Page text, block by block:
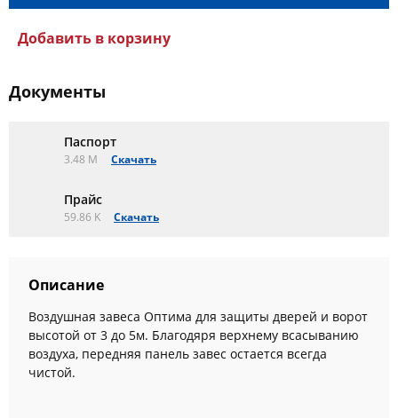
Добавить в корзину
Документы
Паспорт
3.48 M Скачать
Прайс
59.86 K Скачать
Описание
Воздушная завеса Оптима для защиты дверей и ворот
высотой от 3 до 5м. Благодяря верхнему всасыванию
воздуха, передняя панель завес остается всегда
чистой.